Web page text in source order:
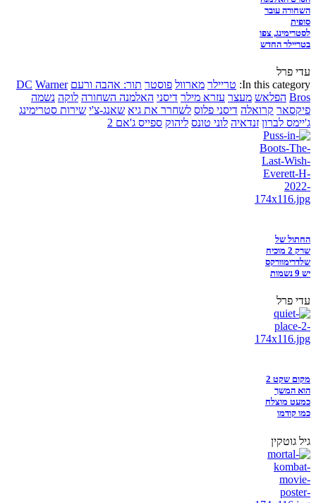
השחורה עובר
סופית
לסטרימינג, צפו
בטריילר החדש
עדי פרל
In this category: טריילר מארוול פוסטר תור: אהבה ורעם DC Warner
Bros הפלאש מעצר עזרא מילר דיסני האלמנה השחורה לוקה נשמה
פיקסאר קרואלה דיסני פלוס לשחרר את גיא שאנג-צ'י שירות סטרימינג
ג'יימס לברון זנדאיה לוני טונס ליהוק ספייס ג'אם 2
החתול של
שרק 2 מוכיח
שלדרימוורקס
יש 9 נשמות
עדי פרל
מקום שקט 2
הוא המשך
כמעט מוצלח
כמו קודמו
גיל גוטקין